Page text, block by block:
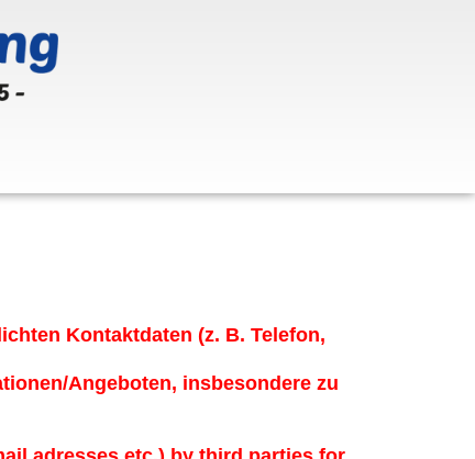
Kontaktdaten (z. B. Telefon,
Angeboten, insbesondere zu